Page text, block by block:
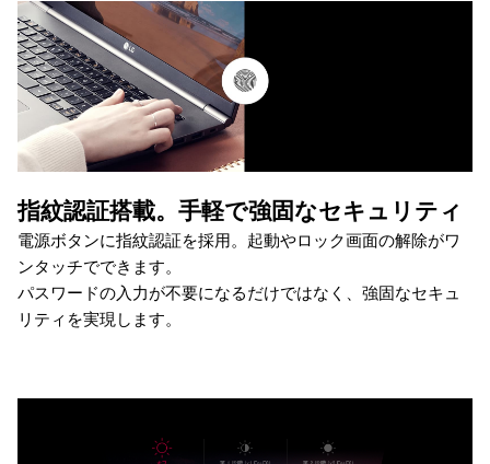
指紋認証搭載。手軽で強固なセキュリティ
電源ボタンに指紋認証を採用。起動やロック画面の解除がワ
ンタッチでできます。
パスワードの入力が不要になるだけではなく、強固なセキュ
リティを実現します。